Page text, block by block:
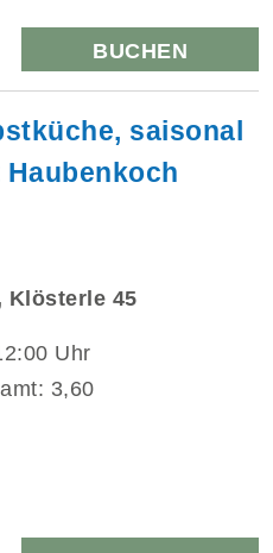
BUCHEN
saisonal
Klösterle 45
Uhr
3,60